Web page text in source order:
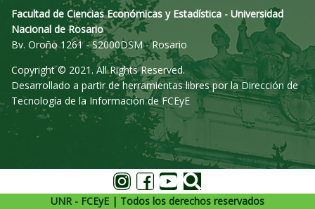
Facultad de Ciencias Económicas y Estadística - Universidad
Nacional de Rosario
Bv. Oroño 1261 - S2000DSM - Rosario
Copyright © 2021. All Rights Reserved.
Desarrollado a partir de herramientas libres por la Dirección de
Tecnología de la Información de FCEyE
UNR - FCEyE | Todos los derechos reservados